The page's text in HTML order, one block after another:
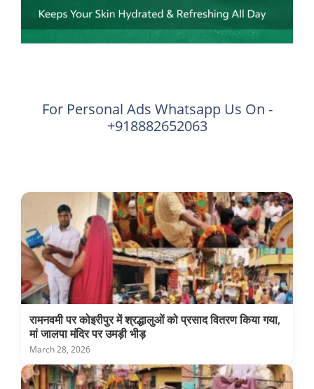
For Personal Ads Whatsapp Us On -
+918882652063
रामनवमी पर कोइरीपुर में श्रद्धालुओं को प्रसाद वितरण किया गया,
मां जालपा मंदिर पर उमड़ी भीड़
March 28, 2026